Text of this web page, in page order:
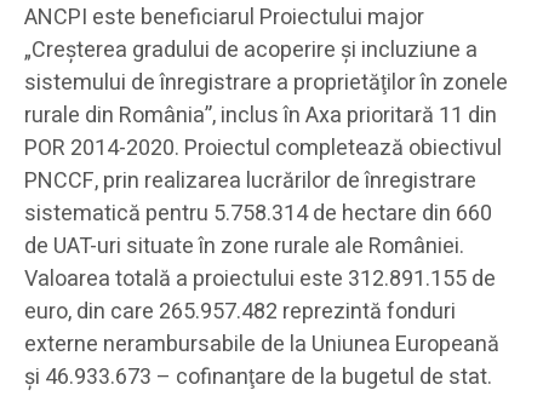
ANCPI este beneficiarul Proiectului major
„Creşterea gradului de acoperire şi incluziune a
sistemului de înregistrare a proprietăţilor în zonele
rurale din România”, inclus în Axa prioritară 11 din
POR 2014-2020. Proiectul completează obiectivul
PNCCF, prin realizarea lucrărilor de înregistrare
sistematică pentru 5.758.314 de hectare din 660
de UAT-uri situate în zone rurale ale României.
Valoarea totală a proiectului este 312.891.155 de
euro, din care 265.957.482 reprezintă fonduri
externe nerambursabile de la Uniunea Europeană
şi 46.933.673 – cofinanţare de la bugetul de stat.